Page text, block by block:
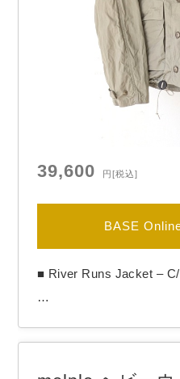
39,600 円[税込]
BASE
■ River Runs Jacket –